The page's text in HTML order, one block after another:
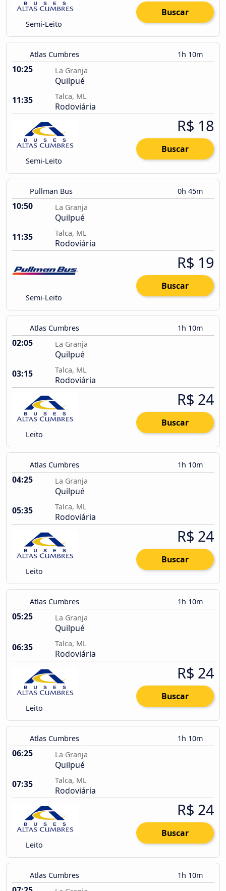
Semi-Leito
Buscar
Atlas Cumbres 1h 10m
10:25 La Granja
Quilpué
11:35
Talca, ML
Rodoviária
Semi-Leito
R$ 18
Buscar
Pullman Bus 0h 45m
10:50 La Granja
Quilpué
11:35
Talca, ML
Rodoviária
Semi-Leito
R$ 19
Buscar
Atlas Cumbres 1h 10m
02:05 La Granja
Quilpué
03:15
Talca, ML
Rodoviária
Leito
R$ 24
Buscar
Atlas Cumbres 1h 10m
04:25 La Granja
Quilpué
05:35
Talca, ML
Rodoviária
Leito
R$ 24
Buscar
Atlas Cumbres 1h 10m
05:25 La Granja
Quilpué
06:35
Talca, ML
Rodoviária
Leito
R$ 24
Buscar
Atlas Cumbres 1h 10m
06:25 La Granja
Quilpué
07:35
Talca, ML
Rodoviária
Leito
R$ 24
Buscar
Atlas Cumbres 1h 10m